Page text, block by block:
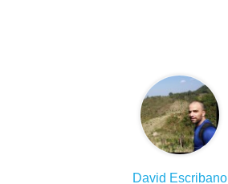
David Escribano